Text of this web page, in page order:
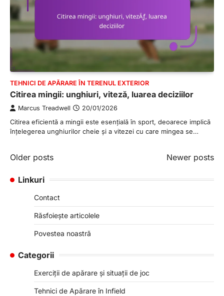
TEHNICI DE APĂRARE ÎN TERENUL EXTERIOR
Citirea mingii: unghiuri, viteză, luarea deciziilor
Marcus Treadwell 20/01/2026
Citirea eficientă a mingii este esențială în sport, deoarece implică
înțelegerea unghiurilor cheie și a vitezei cu care mingea se…
Posts
navigation
Older posts Newer posts
Linkuri
Contact
Răsfoiește articolele
Povestea noastră
Categorii
Exerciții de apărare și situații de joc
Tehnici de Apărare în Infield